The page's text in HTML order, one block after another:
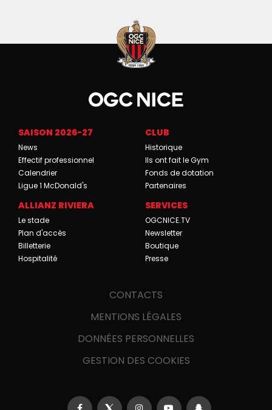
SAISON 2026-27
News
Effectif professionnel
Calendrier
Ligue 1 McDonald's
CLUB
Historique
Ils ont fait le Gym
Fonds de dotation
Partenaires
ALLIANZ RIVIERA
Le stade
Plan d'accès
Billetterie
Hospitalité
SERVICES
OGCNICE.TV
Newsletter
Boutique
Presse
CONTACTS
MENTIONS LÉGALES
DONNÉES PERSONNELLES
GESTION DES COOKIES